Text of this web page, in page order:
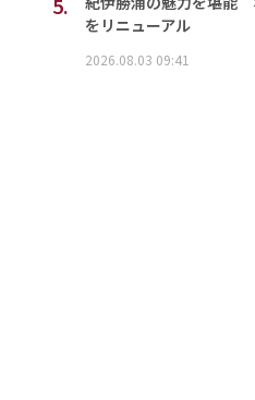
をリニューアル
2026.08.03 09:41